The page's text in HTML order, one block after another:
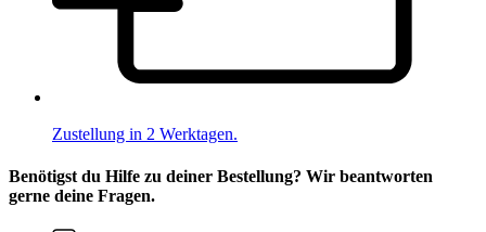
Zustellung in 2 Werktagen.
Benötigst du Hilfe zu deiner Bestellung? Wir beantworten
gerne deine Fragen.